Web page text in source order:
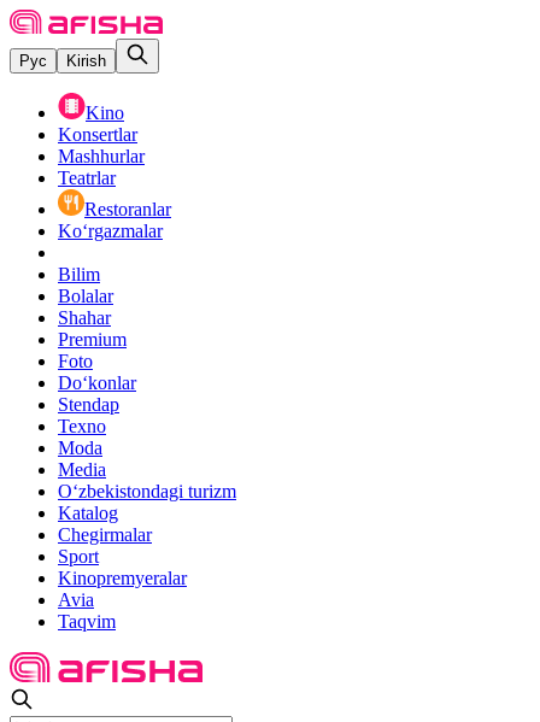
Рус Kirish
Kino
Konsertlar
Mashhurlar
Teatrlar
Restoranlar
Ko‘rgazmalar
Bilim
Bolalar
Shahar
Premium
Foto
Do‘konlar
Stendap
Texno
Moda
Media
O‘zbekistondagi turizm
Katalog
Chegirmalar
Sport
Kinopremyeralar
Avia
Taqvim